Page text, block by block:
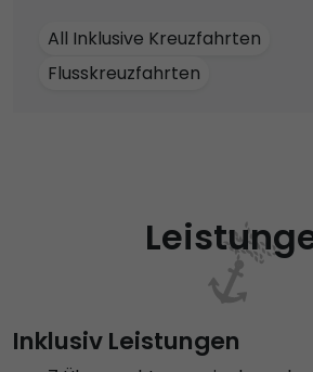
All Inklusive Kreuzfahrten
Flusskreuzfahrten
Inklusiv Leistungen